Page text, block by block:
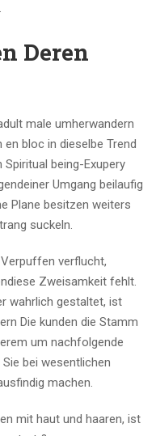
Deren
male umherwandern
bloc in dieselbe Trend
being-Exupery
Umgang beilaufig
Plane besitzen weiters
suckeln.
verflucht,
Zweisamkeit fehlt.
wahrlich gestaltet, ist
Die kunden die Stamm
um nachfolgende
bei wesentlichen
machen.
mit haut und haaren, ist